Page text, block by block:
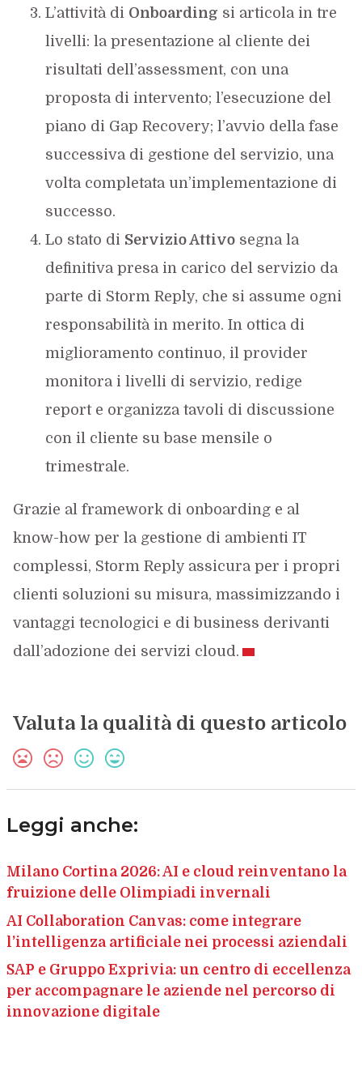
L’attività di Onboarding si articola in tre
livelli: la presentazione al cliente dei
risultati dell’assessment, con una
proposta di intervento; l’esecuzione del
piano di Gap Recovery; l’avvio della fase
successiva di gestione del servizio, una
volta completata un’implementazione di
successo.
Lo stato di Servizio Attivosegna la
definitiva presa in carico del servizio da
parte di Storm Reply, che si assume ogni
responsabilità in merito. In ottica di
miglioramento continuo, il provider
monitora i livelli di servizio, redige
report e organizza tavoli di discussione
con il cliente su base mensile o
trimestrale.
Grazie al framework di onboarding e al
know-how per la gestione di ambienti IT
complessi, Storm Reply assicura per i propri
clienti soluzioni su misura, massimizzando i
vantaggi tecnologici e di business derivanti
dall’adozione dei servizi cloud.
Valuta la qualità di questo articolo
Leggi anche:
Milano Cortina 2026: AI e cloud reinventano la
fruizione delle Olimpiadi invernali
AI Collaboration Canvas: come integrare
l’intelligenza artificiale nei processi aziendali
SAP e Gruppo Exprivia: un centro di eccellenza
per accompagnare le aziende nel percorso di
innovazione digitale